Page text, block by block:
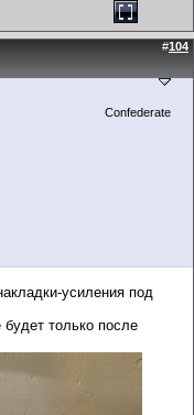
#104
Confederate
усиления под
только после